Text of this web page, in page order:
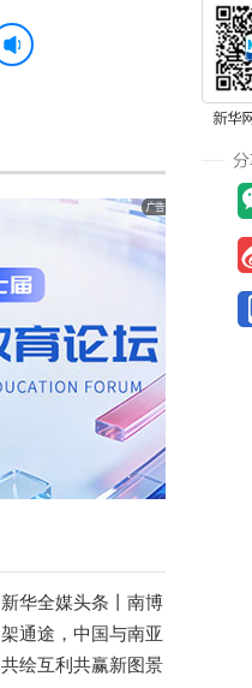
新华全媒头条丨 南博
架通途，中国与南亚
共绘互利共赢新图景